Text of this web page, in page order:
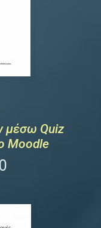
μέσω Quiz
Moodle